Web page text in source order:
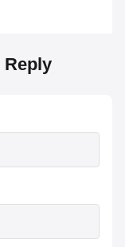
Reply